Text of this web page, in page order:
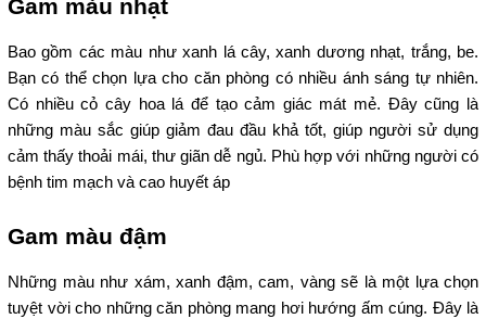
Gam màu nhạt
Bao gồm các màu như xanh lá cây, xanh dương nhạt, trắng, be.
Bạn có thể chọn lựa cho căn phòng có nhiều ánh sáng tự nhiên.
Có nhiều cỏ cây hoa lá để tạo cảm giác mát mẻ. Đây cũng là
những màu sắc giúp giảm đau đầu khả tốt, giúp người sử dụng
cảm thấy thoải mái, thư giãn dễ ngủ. Phù hợp với những người có
bệnh tim mạch và cao huyết áp
Gam màu đậm
Những màu như xám, xanh đậm, cam, vàng sẽ là một lựa chọn
tuyệt vời cho những căn phòng mang hơi hướng ấm cúng. Đây là